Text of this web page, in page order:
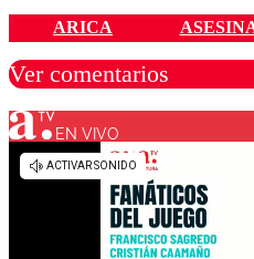
ARICA
Ver comentarios
Los comentarios son
diálogo
EN VIVO